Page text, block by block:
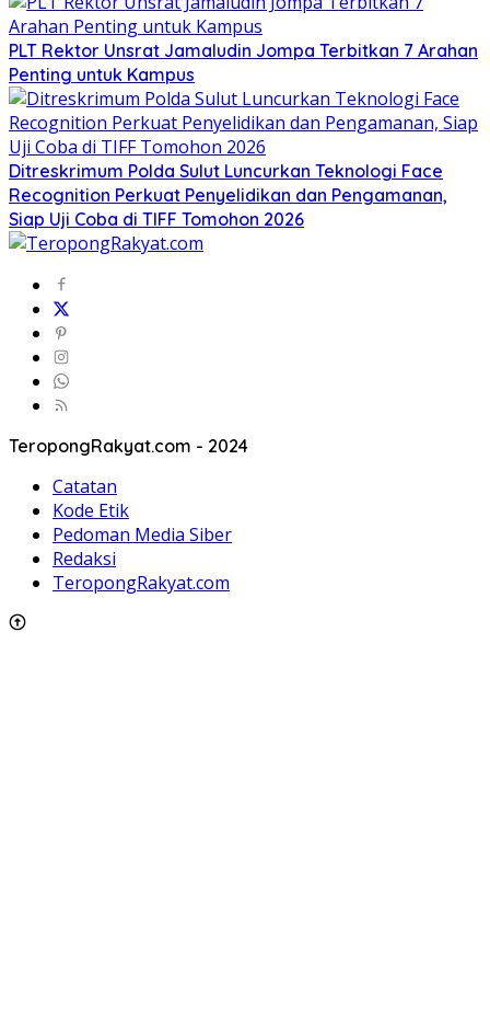
​PLT Rektor Unsrat Jamaludin Jompa Terbitkan 7 Arahan
Penting untuk Kampus
Ditreskrimum Polda Sulut Luncurkan Teknologi Face
Recognition Perkuat Penyelidikan dan Pengamanan,
Siap Uji Coba di TIFF Tomohon 2026
TeropongRakyat.com - 2024
Catatan
Kode Etik
Pedoman Media Siber
Redaksi
TeropongRakyat.com